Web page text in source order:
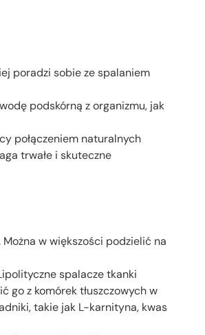
poradzi sobie ze spalaniem
podskórną z organizmu, jak
połączeniem naturalnych
trwałe i skuteczne
w większości podzielić na
spalacze tkanki
go z komórek tłuszczowych w
takie jak L-karnityna, kwas